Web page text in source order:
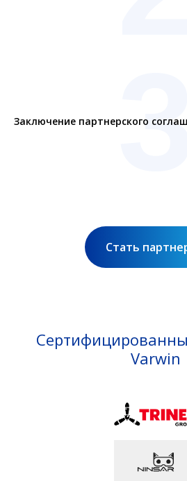
Заключение партнерского
Стать
Varwin